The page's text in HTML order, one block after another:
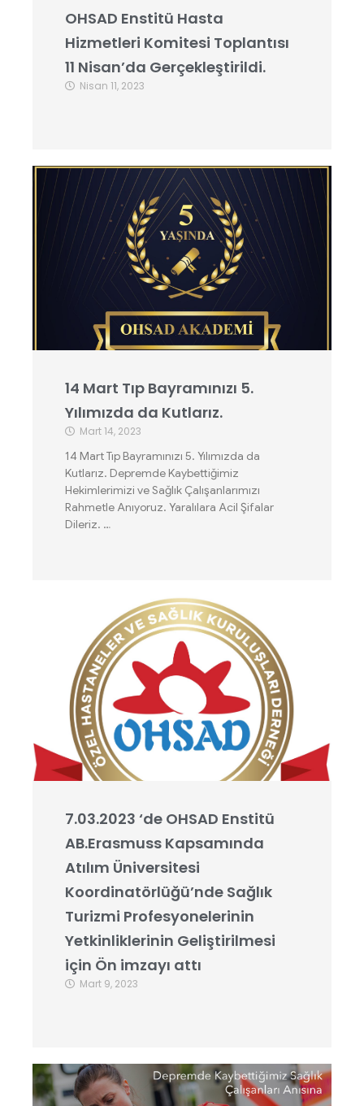
OHSAD Enstitü Hasta
Hizmetleri Komitesi Toplantısı
11 Nisan’da Gerçekleştirildi.
Nisan 11, 2023
14 Mart Tıp Bayramınızı 5.
Yılımızda da Kutlarız.
Mart 14, 2023
14 Mart Tıp Bayramınızı 5. Yılımızda da
Kutlarız. Depremde Kaybettiğimiz
Hekimlerimizi ve Sağlık Çalışanlarımızı
Rahmetle Anıyoruz. Yaralılara Acil Şifalar
Dileriz. …
7.03.2023 ‘de OHSAD Enstitü
AB.Erasmuss Kapsamında
Atılım Üniversitesi
Koordinatörlüğü’nde Sağlık
Turizmi Profesyonelerinin
Yetkinliklerinin Geliştirilmesi
için Ön imzayı attı
Mart 9, 2023